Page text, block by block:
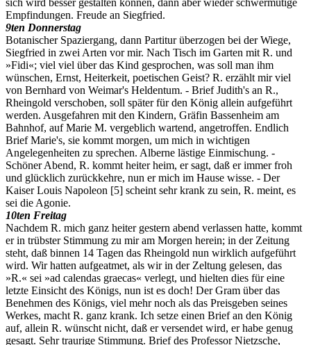
Empfindungen. Freude an Siegfried.
9ten Donnerstag
Botanischer Spaziergang, dann Partitur überzogen bei der Wiege,
Siegfried in zwei Arten vor mir. Nach Tisch im Garten mit R. und
»Fidi«; viel viel über das Kind gesprochen, was soll man ihm
wünschen, Ernst, Heiterkeit, poetischen Geist? R. erzählt mir viel
von Bernhard von Weimar's Heldentum. - Brief Judith's an R.,
Rheingold verschoben, soll später für den König allein aufgeführt
werden. Ausgefahren mit den Kindern, Gräfin Bassenheim am
Bahnhof, auf Marie M. vergeblich wartend, angetroffen. Endlich
Brief Marie's, sie kommt morgen, um mich in wichtigen
Angelegenheiten zu sprechen. Alberne lästige Einmischung. -
Schöner Abend, R. kommt heiter heim, er sagt, daß er immer froh
und glücklich zurückkehre, nun er mich im Hause wisse. - Der
Kaiser Louis Napoleon [5] scheint sehr krank zu sein, R. meint, es
sei die Agonie.
10ten Freitag
Nachdem R. mich ganz heiter gestern abend verlassen hatte, kommt
er in trübster Stimmung zu mir am Morgen herein; in der Zeitung
steht, daß binnen 14 Tagen das Rheingold nun wirklich aufgeführt
wird. Wir hatten aufgeatmet, als wir in der Zeltung gelesen, das
»R.« sei »ad calendas graecas« verlegt, und hielten dies für eine
letzte Einsicht des Königs, nun ist es doch! Der Gram über das
Benehmen des Königs, viel mehr noch als das Preisgeben seines
Werkes, macht R. ganz krank. Ich setze einen Brief an den König
auf, allein R. wünscht nicht, daß er versendet wird, er habe genug
gesagt. Sehr traurige Stimmung. Brief des Professor Nietzsche,